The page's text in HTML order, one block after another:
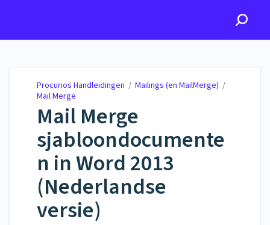
Procurios Handleidingen / Mailings (en MailMerge) /
Mail Merge
Mail Merge
sjabloondocumente
n in Word 2013
(Nederlandse
versie)